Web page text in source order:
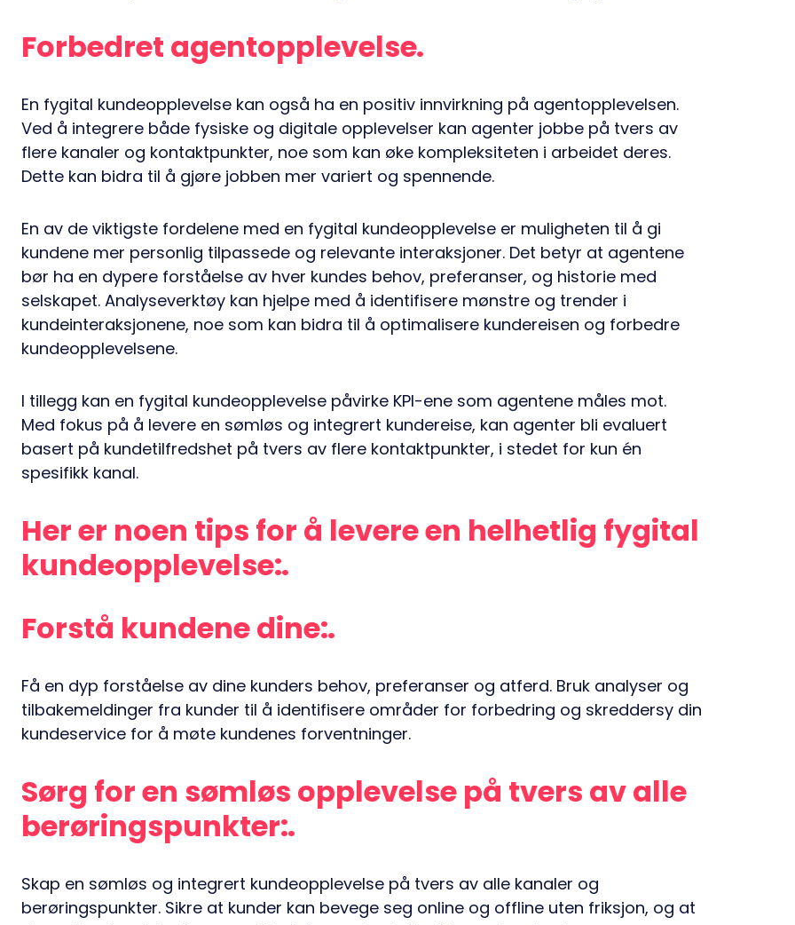
Forbedret agentopplevelse
En fygital kundeopplevelse kan også ha en positiv innvirkning på agentopplevelsen.
Ved å integrere både fysiske og digitale opplevelser kan agenter jobbe på tvers av
flere kanaler og kontaktpunkter, noe som kan øke kompleksiteten i arbeidet deres.
Dette kan bidra til å gjøre jobben mer variert og spennende.
En av de viktigste fordelene med en fygital kundeopplevelse er muligheten til å gi
kundene mer personlig tilpassede og relevante interaksjoner. Det betyr at agentene
bør ha en dypere forståelse av hver kundes behov, preferanser, og historie med
selskapet. Analyseverktøy kan hjelpe med å identifisere mønstre og trender i
kundeinteraksjonene, noe som kan bidra til å optimalisere kundereisen og forbedre
kundeopplevelsene.
I tillegg kan en fygital kundeopplevelse påvirke KPI-ene som agentene måles mot.
Med fokus på å levere en sømløs og integrert kundereise, kan agenter bli evaluert
basert på kundetilfredshet på tvers av flere kontaktpunkter, i stedet for kun én
spesifikk kanal.
Her er noen tips for å levere en helhetlig fygital
kundeopplevelse:
Forstå kundene dine:
Få en dyp forståelse av dine kunders behov, preferanser og atferd. Bruk analyser og
tilbakemeldinger fra kunder til å identifisere områder for forbedring og skreddersy din
kundeservice for å møte kundenes forventninger.
Sørg for en sømløs opplevelse på tvers av alle
berøringspunkter:
Skap en sømløs og integrert kundeopplevelse på tvers av alle kanaler og
berøringspunkter. Sikre at kunder kan bevege seg online og offline uten friksjon, og at